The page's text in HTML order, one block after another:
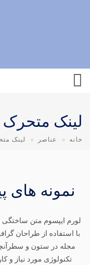
لینک متحرک
خانه عناصر لینک
نمونه های
لورم ایپسوم متن ساختگی
با استفاده از طراحان
مجله در ستون و
تکنولوژی مورد نیاز و